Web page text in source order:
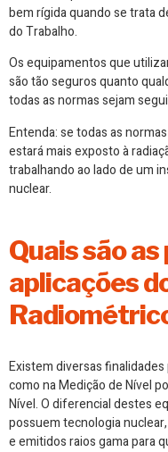
bem rígida quando se trata
do Trabalho.
Os equipamentos que
são tão seguros quanto
todas as normas sejam
Entenda: se todas as
estará mais exposto à
trabalhando ao lado de um
nuclear.
Quais são
aplicações
Existem diversas
como na Medição de Nível
Nível. O diferencial destes
possuem tecnologia
e emitidos raios gama para